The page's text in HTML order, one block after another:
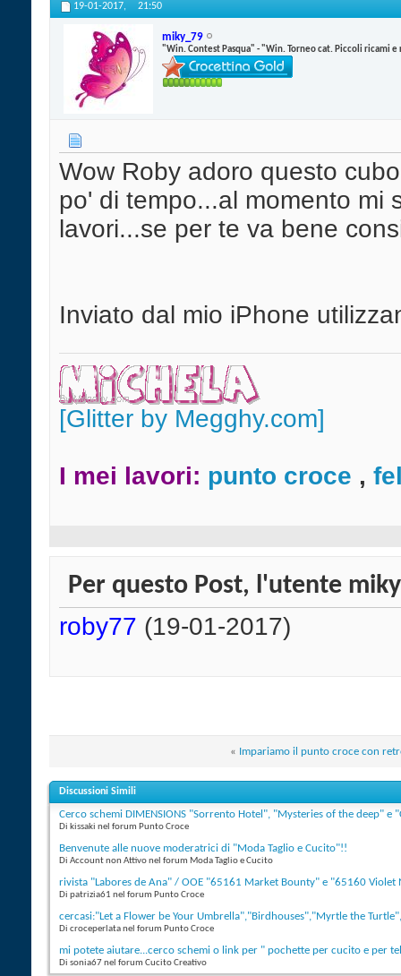
19-01-2017, 21:50
miky_79
"Win. Contest Pasqua" - "Win. Torneo cat. Piccoli ricami e
Wow Roby adoro questo
po' di tempo...al momento mi
lavori...se per te va bene
Inviato dal mio iPhone
[Glitter by Megghy.com]
I mei lavori: punto croce ,
Per questo Post, l'utente
roby77 (19-01-2017)
« Impariamo il punto croce con
Discussioni Simili
Cerco schemi DIMENSIONS "Sorrento Hotel", "Mysteries of the deep" e
Di kissaki nel forum Punto Croce
Benvenute alle nuove moderatrici di "Moda Taglio e Cucito"!!
Di Account non Attivo nel forum Moda Taglio e Cucito
rivista "Labores de Ana" / OOE "65161 Market Bounty" e "65160 Violet
Di patrizia61 nel forum Punto Croce
cercasi:"Let a Flower be Your Umbrella","Birdhouses","Myrtle the
Di croceperlata nel forum Punto Croce
mi potete aiutare...cerco schemi o link per " pochette per cucito e per
Di sonia67 nel forum Cucito Creativo